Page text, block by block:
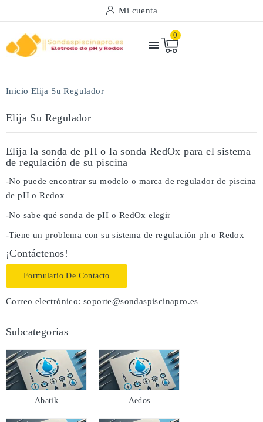
Mi cuenta

0
Inicio Elija Su Regulador
Elija Su Regulador
Elija la sonda de pH o la sonda RedOx para el sistema
de regulación de su piscina
-No puede encontrar su modelo o marca de regulador de piscina
de pH o Redox
-No sabe qué sonda de pH o RedOx elegir
-Tiene un problema con su sistema de regulación ph o Redox
¡Contáctenos!
Formulario De Contacto
Correo electrónico:soporte@sondaspiscinapro.es
Subcategorías
Abatik Aedos